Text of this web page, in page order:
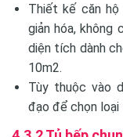
Thiết kế căn
giản hóa, không
diện tích dành
10m2.
Tùy thuộc vào
đạo để chọn loại